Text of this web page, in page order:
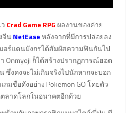
Crad Game RPG ผลงานของค่าย
จีน NetEaseหลังจากที่มีการปล่อยลง
อร์แดนมังกรได้สัมผัสความฟินกันไป
Onmyoji ก็ได้สร้างปรากฏการณ์ฮอต
งคงจะไม่เกินจริงไปนักหากจะบอก
มชื่อดังอย่าง Pokemon GO โดยตัว
ลาดโลกในอนาคตอีกด้วย